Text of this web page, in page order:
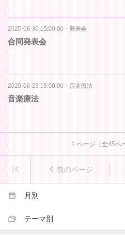
2025-06-30 15:00:00 ・ 発表会
合同発表会
2025-06-23 15:00:00 ・ 音楽療法
音楽療法
1ページ（全45ペ
前のページ
月別
テーマ別